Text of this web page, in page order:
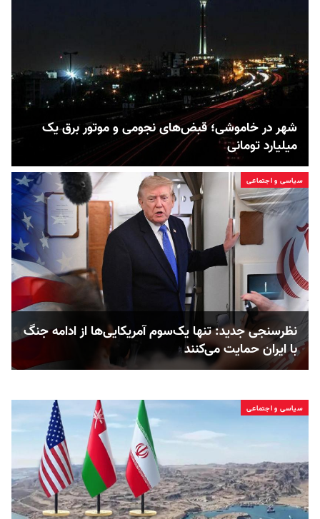
شهر در خاموشی؛ قبض‌های نجومی و موتور برق یک
میلیارد تومانی
سیاسی و اجتماعی
نظرسنجی جدید: تنها یک‌سوم آمریکایی‌ها از ادامه جنگ
با ایران حمایت می‌کنند
سیاسی و اجتماعی